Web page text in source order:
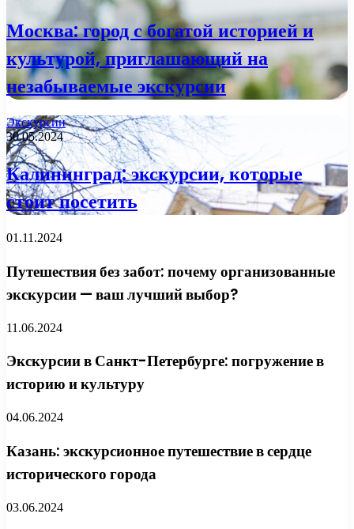
Москва: город с богатой историей и
культурой, приглашающий на
незабываемые экскурсии
Экскурсии
30.05.2024
Калининград: экскурсии, которые
стоит посетить
01.11.2024
Путешествия без забот: почему организованные
экскурсии — ваш лучший выбор?
11.06.2024
Экскурсии в Санкт-Петербурге: погружение в
историю и культуру
04.06.2024
Казань: экскурсионное путешествие в сердце
исторического города
03.06.2024